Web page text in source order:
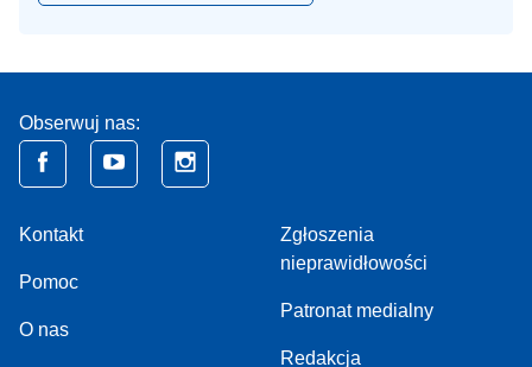
Obserwuj nas:
Kontakt
Pomoc
O nas
Zgłoszenia
nieprawidłowości
Patronat medialny
Redakcja